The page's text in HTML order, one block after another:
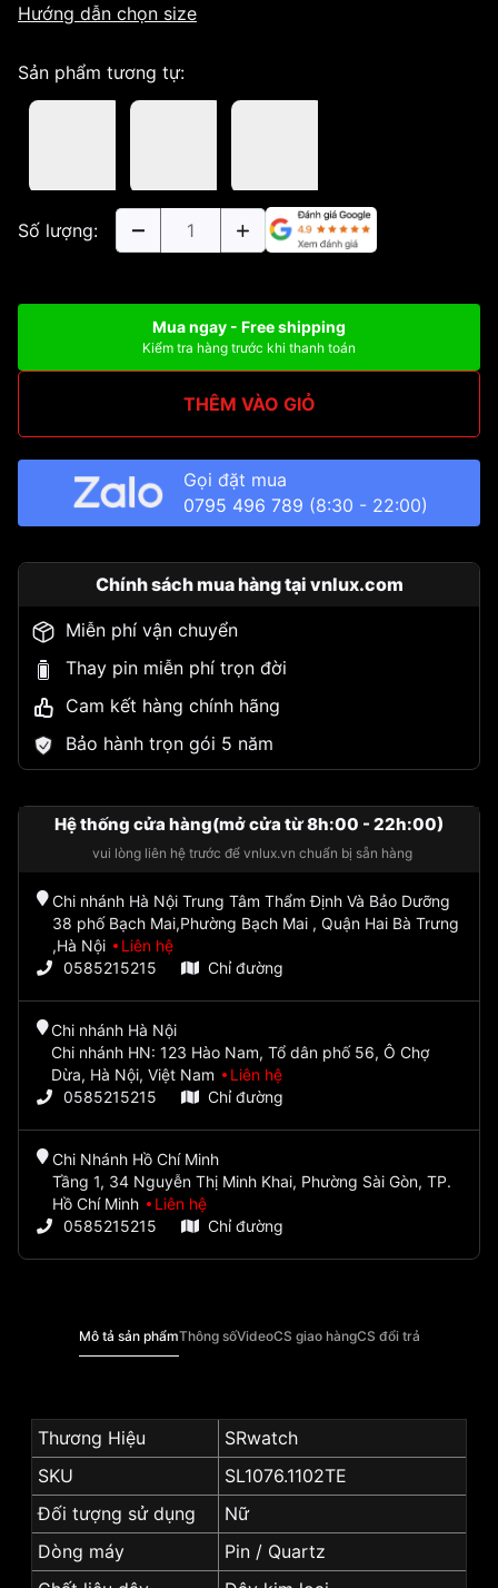
Hướng dẫn chọn size
Sản phẩm tương tự:
Số lượng:
Mua ngay - Free shipping
Kiểm tra hàng trước khi thanh toán
THÊM VÀO GIỎ
Gọi đặt mua
0795 496 789 (8:30 - 22:00)
Chính sách mua hàng tại vnlux.com
Miễn phí vận chuyển
Thay pin miễn phí trọn đời
Cam kết hàng chính hãng
Bảo hành trọn gói 5 năm
Hệ thống cửa hàng(mở cửa từ 8h:00 - 22h:00)
vui lòng liên hệ trước để vnlux.vn chuẩn bị sẵn hàng
Chi nhánh Hà Nội Trung Tâm Thẩm Định Và Bảo Dưỡng
38 phố Bạch Mai,Phường Bạch Mai , Quận Hai Bà Trưng
,Hà Nội
Liên hệ
0585215215
Chỉ đường
Chi nhánh Hà Nội
Chi nhánh HN: 123 Hào Nam, Tổ dân phố 56, Ô Chợ
Dừa, Hà Nội, Việt Nam
Liên hệ
0585215215
Chỉ đường
Chi Nhánh Hồ Chí Minh
Tầng 1, 34 Nguyễn Thị Minh Khai, Phường Sài Gòn, TP.
Hồ Chí Minh
Liên hệ
0585215215
Chỉ đường
Mô tả sản phẩmThông sốVideoCS giao hàngCS đổi trả
Thương Hiệu
SRwatch
SKU
SL1076.1102TE
Đối tượng sử dụng
Nữ
Dòng máy
Pin / Quartz